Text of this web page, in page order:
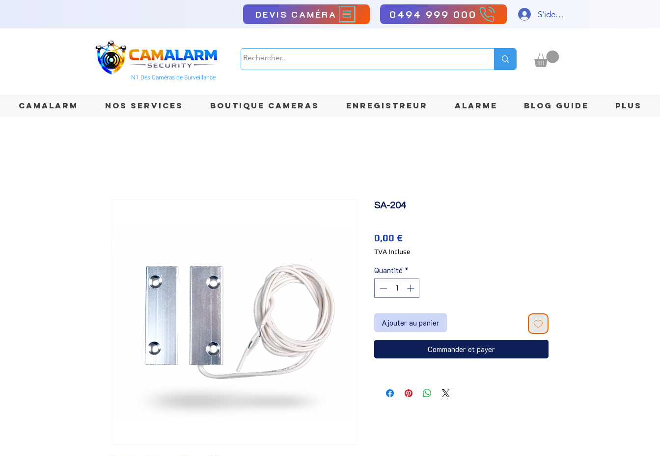
DEVIS CAMÉRA 0494 999 000 S'identifier
N1 Des Caméras de Surveillance
CAMALARM NOS SERVICES BOUTIQUE CAMERAS ENREGISTREUR ALARME BLOG GUIDE Plus
SA-204
0,00 €Prix
TVA Incluse
Quantité *
Ajouter au panier
Commander et payer